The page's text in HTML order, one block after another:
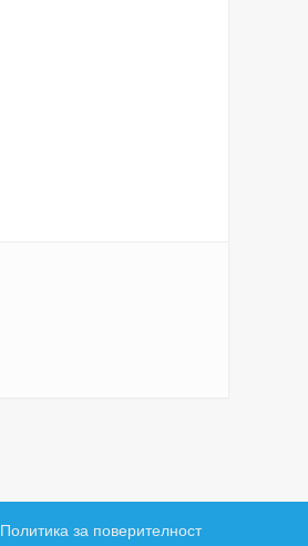
Политика за поверителност